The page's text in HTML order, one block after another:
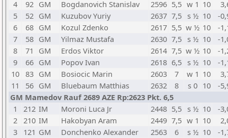
4
92 GM Bogdanovich Stanislav 2596 5,5 w 1 10
5
52 GM Kuzubov Yuriy 2637 7,5 s ½ 10
-
6
68 GM Kozul Zdenko 2617 5,5 w ½ 10
-
7
58 GM Yilmaz Mustafa 2630 7,5 s ½ 10
-
8
71 GM Erdos Viktor 2614 7,5 w ½ 10
-
9
66 GM Popov Ivan 2618 6,5 s ½ 10
-
10 83 GM Bosiocic Marin 2603 7 w 1 10
11
56 GM Bluebaum Matthias 2632 8 s 0 10
-
GM Mamedov Rauf 2689 AZE Rp:2623 Pkt. 6,5
1
212 IM Moroni Luca Jr 2448 5,5 s ½ 10
-
2 210 IM Hakobyan Aram 2449 7,5 w 1 10
3
121 GM Donchenko Alexander 2563 6 s ½ 10
-